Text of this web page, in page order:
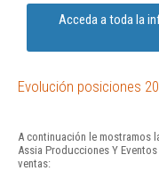
Acceda a toda la
Evolución posiciones
A continuación le mostramos
Assia Producciones Y
ventas: